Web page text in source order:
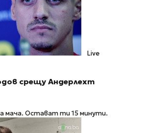
Live
срещу Андерлехт
мача. Остават ти 15 минути.